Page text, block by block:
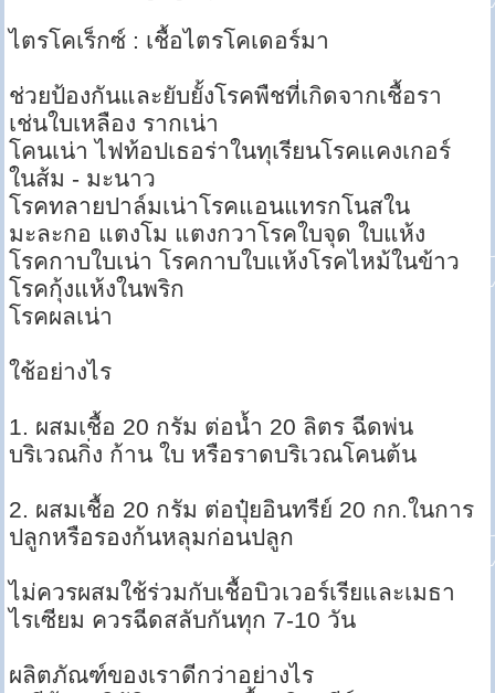
ไตรโคเร็กซ์ : เชื้อไตรโคเดอร์มา
ช่วยป้องกันและยับยั้งโรคพืชที่เกิดจากเชื้อรา
เช่นใบเหลือง รากเน่า
โคนเน่า ไฟท้อปเธอร่าในทุเรียนโรคแคงเกอร์
ในส้ม - มะนาว
โรคทลายปาล์มเน่าโรคแอนแทรกโนสใน
มะละกอ แตงโม แตงกวาโรคใบจุด ใบแห้ง
โรคกาบใบเน่า โรคกาบใบแห้งโรคไหม้ในข้าว
โรคกุ้งแห้งในพริก
โรคผลเน่า
ใช้อย่างไร
1. ผสมเชื้อ 20 กรัม ต่อน้ำ 20 ลิตร ฉีดพ่น
บริเวณกิ่ง ก้าน ใบ หรือราดบริเวณโคนต้น
2. ผสมเชื้อ 20 กรัม ต่อปุ๋ยอินทรีย์ 20 กก.ในการ
ปลูกหรือรองก้นหลุมก่อนปลูก
ไม่ควรผสมใช้ร่วมกับเชื้อบิวเวอร์เรียและเมธา
ไรเซียม ควรฉีดสลับกันทุก 7-10 วัน
ผลิตภัณฑ์ของเราดีกว่าอย่างไร